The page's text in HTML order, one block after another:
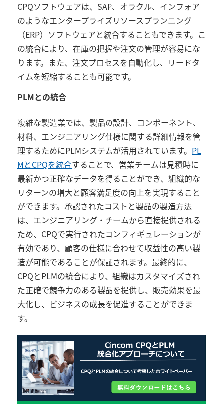
CPQソフトウェアは、 SAP、オラクル、インフォア
のようなエンタープライズリソースプランニング
（ERP）ソフトウェアと統合することもできます。こ
の統合により、在庫の把握や注文の管理が容易にな
ります。また、注文プロセスを自動化し、リードタ
イムを短縮することも可能です。
PLMとの統合
複雑な製造業では、製品の設計、コンポーネント、
材料、エンジニアリング仕様に関する詳細情報を管
理するためにPLMシステムが活用されています。 PL
MとCPQを統合することで、営業チームは見積時に
最新かつ正確なデータを得ることができ、組織的な
リターンの増大と顧客満足度の向上を実現すること
ができます。承認されたコストと製品の製造方法
は、エンジニアリング・チームから直接提供される
ため、 CPQで実行されたコンフィギュレーションが
有効であり、顧客の仕様に合わせて収益性の高い製
造が可能であることが保証されます。最終的に、
CPQとPLMの統合により、組織はカスタマイズされ
た正確で競争力のある製品を提供し、販売効果を最
大化し、ビジネスの成長を促進することができま
す。